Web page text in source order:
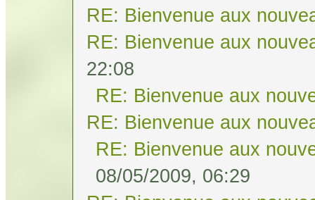
RE: Bienvenue aux
RE: Bienvenue aux
22:08
RE: Bienvenue aux
RE: Bienvenue aux
RE: Bienvenue aux
08/05/2009, 06:29